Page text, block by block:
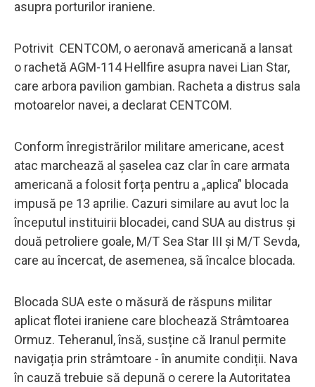
asupra porturilor iraniene.
Potrivit CENTCOM, o aeronavă americană a lansat
o rachetă AGM-114 Hellfire asupra navei Lian Star,
care arbora pavilion gambian. Racheta a distrus sala
motoarelor navei, a declarat CENTCOM.
Conform înregistrărilor militare americane, acest
atac marchează al șaselea caz clar în care armata
americană a folosit forța pentru a „aplica” blocada
impusă pe 13 aprilie. Cazuri similare au avut loc la
începutul instituirii blocadei, cand SUA au distrus și
două petroliere goale, M/T Sea Star III și M/T Sevda,
care au încercat, de asemenea, să încalce blocada.
Blocada SUA este o măsură de răspuns militar
aplicat flotei iraniene care blochează Strâmtoarea
Ormuz. Teheranul, însă, susține că Iranul permite
navigația prin strâmtoare - în anumite condiții. Nava
în cauză trebuie să depună o cerere la Autoritatea